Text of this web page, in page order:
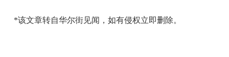
*该文章转自华尔街见闻，如有侵权立即删除。